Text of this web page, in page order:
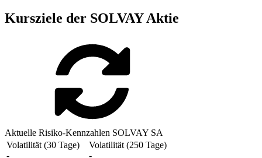
Kursziele der SOLVAY Aktie
Aktuelle Risiko-Kennzahlen SOLVAY SA
Volatilität (30 Tage)
-
Volatilität (250 Tage)
-